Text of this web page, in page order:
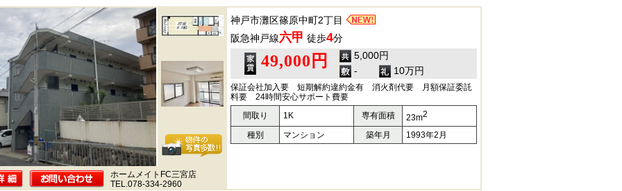
神戸市灘区篠原中町2丁目
阪急神戸線六甲 徒歩4分
49,000円
5,000円
-
10万円
保証会社加入要 短期解約違約金有 消火剤代要 月額保証委託
料要 24時間安心サポート費要
間取り
1K 専有面積 23m2
種別 マンション 築年月 1993年2月
ホームメイトFC三宮店
TEL.078-334-2960